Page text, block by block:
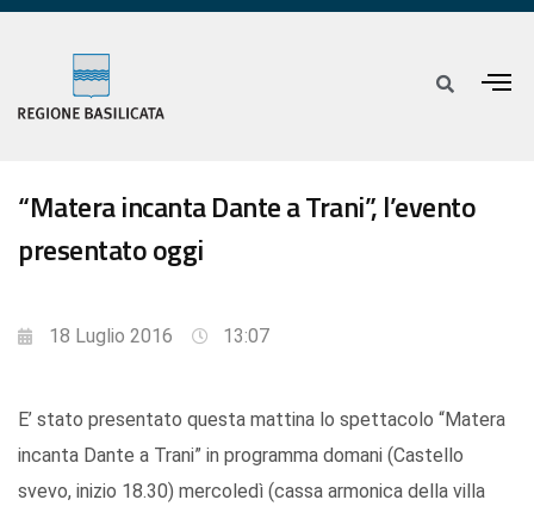
“Matera incanta Dante a Trani”, l’evento
presentato oggi
18 Luglio 2016 13:07
E’ stato presentato questa mattina lo spettacolo “Matera
incanta Dante a Trani” in programma domani (Castello
svevo, inizio 18.30) mercoledì (cassa armonica della villa